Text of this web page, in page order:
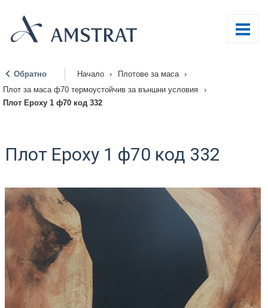
Обратно Начало › Плотове за маса
›
Плот за маса ф70 термоустойчив за външни условия
›
Плот Epoxy 1 ф70 код 332
Плот Epoxy 1 ф70 код 332